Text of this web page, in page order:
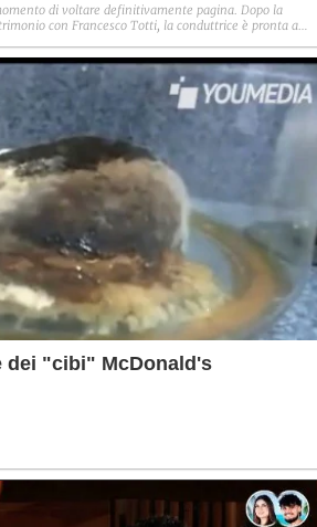
di voltare definitivamente pagina. Dopo la
con Francesco Totti, la conduttrice è pronta a
l'ultimo dell'estate (a ridosso del 22 settembre).
il matrimonio con l'imprenditore tedesco Bastian
settembre a Ravello, in Costiera Amalfitana, da
dei "cibi" McDonald's